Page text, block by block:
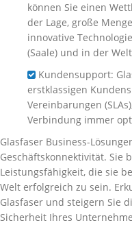
können Sie einen
der Lage, große
innovative
(Saale) und in der
Kundensupport:
erstklassigen
Vereinbarungen
Verbindung immer
Glasfaser Business-
Geschäftskonnektivität. Sie
Leistungsfähigkeit, die sie
Welt erfolgreich zu sein.
Glasfaser und steigern Sie
Sicherheit Ihres